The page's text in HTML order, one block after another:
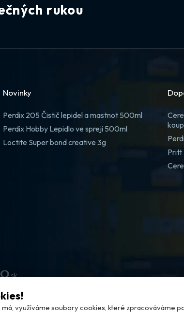
rukou
Novinky
Perdix 205 Čistič lepidel a mastnot 500ml
Perdix Hobby Lepidlo ve spreji 500ml
Loctite Super bond creative 3g
Pritt
využíváme soubory cookies, které zpracováváme